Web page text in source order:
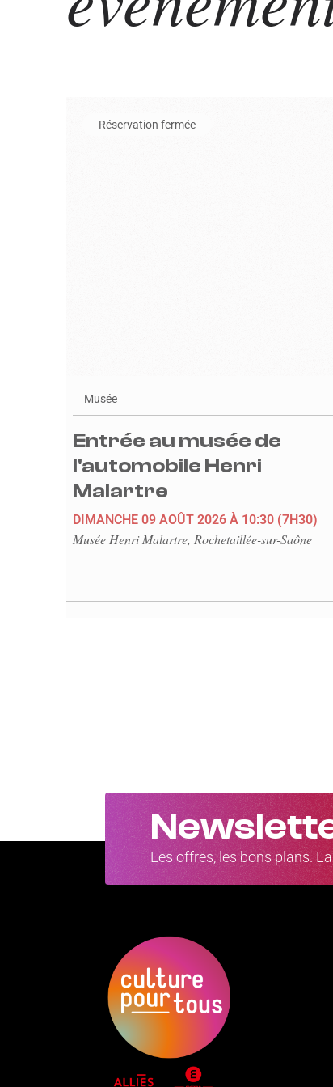
En savoir plus sur l'événement Entrée au
Réservation fermée
Musée
Entrée au musée de
l'automobile Henri
Malartre
DIMANCHE 09 AOÛT 2026 À 10:30 (7H30)
Musée Henri Malartre, Rochetaillée-sur-Saône
Les offres, les bons plans.